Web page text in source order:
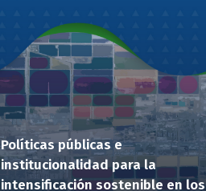
Políticas públicas e
institucionalidad para la
intensificación sostenible en los